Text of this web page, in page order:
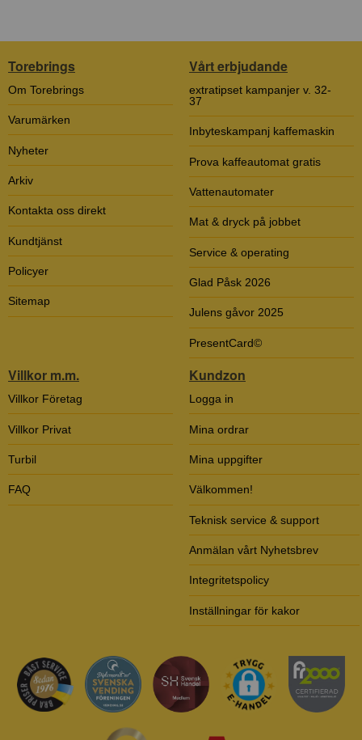
Torebrings
Om Torebrings
Varumärken
Nyheter
Arkiv
Kontakta oss direkt
Kundtjänst
Policyer
Sitemap
Vårt erbjudande
extratipset kampanjer v. 32-
37
Inbyteskampanj kaffemaskin
Prova kaffeautomat gratis
Vattenautomater
Mat & dryck på jobbet
Service & operating
Glad Påsk 2026
Julens gåvor 2025
PresentCard©
Villkor m.m.
Villkor Företag
Villkor Privat
Turbil
FAQ
Kundzon
Logga in
Mina ordrar
Mina uppgifter
Välkommen!
Teknisk service & support
Anmälan vårt Nyhetsbrev
Integritetspolicy
Inställningar för kakor